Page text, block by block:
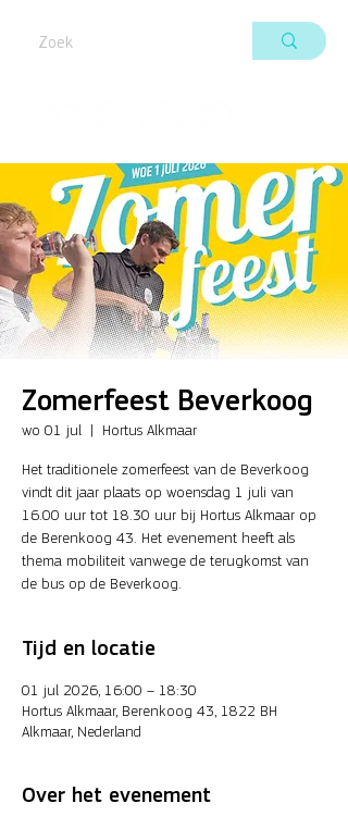
Zomerfeest Beverkoog
wo 01 jul
  |
Hortus Alkmaar
Het traditionele zomerfeest van de Beverkoog
vindt dit jaar plaats op woensdag 1 juli van
16.00 uur tot 18.30 uur bij Hortus Alkmaar op
de Berenkoog 43. Het evenement heeft als
thema mobiliteit vanwege de terugkomst van
de bus op de Beverkoog.
Tijd en locatie
01 jul 2026, 16:00 – 18:30
Hortus Alkmaar, Berenkoog 43, 1822 BH
Alkmaar, Nederland
Over het evenement